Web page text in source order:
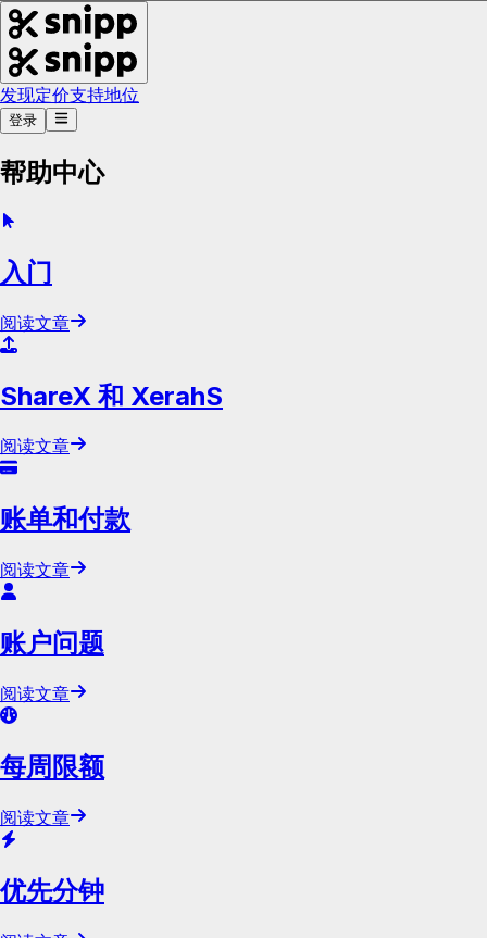
发现定价支持地位
登录
帮助中心
入门
阅读文章
ShareX 和 XerahS
阅读文章
账单和付款
阅读文章
账户问题
阅读文章
每周限额
阅读文章
优先分钟